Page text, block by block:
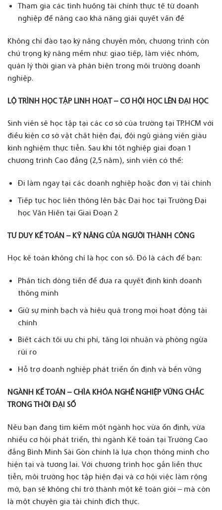
Tham gia các tình huống tài chính thực tế từ doanh
nghiệp để nâng cao khả năng giải quyết vấn đề
Không chỉ đào tạo kỹ năng chuyên môn, chương trình còn
chú trọng kỹ năng mềm như: giao tiếp, làm việc nhóm,
quản lý thời gian và phản biện trong môi trường doanh
nghiệp.
LỘ TRÌNH HỌC TẬP LINH HOẠT – CƠ HỘI HỌC LÊN ĐẠI HỌC
Sinh viên sẽ học tập tại các cơ sở của trường tại TP.HCM với
điều kiện cơ sở vật chất hiện đại, đội ngũ giảng viên giàu
kinh nghiệm thực tiễn. Sau khi tốt nghiệp giai đoạn 1
chương trình Cao đẳng (2,5 năm), sinh viên có thể:
Đi làm ngay tại các doanh nghiệp hoặc đơn vị tài chính
Tiếp tục học liên thông lên bậc Đại học tại Trường Đại
học Văn Hiến tại Giai Đoạn 2
TƯ DUY KẾ TOÁN – KỸ NĂNG CỦA NGƯỜI THÀNH CÔNG
Học kế toán không chỉ là học con số. Đó là cách để bạn:
Phân tích dòng tiền để đưa ra quyết định kinh doanh
thông minh
Giữ sự minh bạch và hiệu quả trong mọi hoạt động tài
chính
Biết cách tối ưu chi phí, tăng lợi nhuận và phòng ngừa
rủi ro
Hỗ trợ doanh nghiệp phát triển ổn định và bền vững
NGÀNH KẾ TOÁN – CHÌA KHÓA NGHỀ NGHIỆP VỮNG CHẮC
TRONG THỜI ĐẠI SỐ
Nếu bạn đang tìm kiếm một ngành học vừa ổn định, vừa
nhiều cơ hội phát triển, thì ngành Kế toán tại Trường Cao
đẳng Bình Minh Sài Gòn chính là lựa chọn thông minh cho
hiện tại và tương lai. Với chương trình học gắn liền thực
tiễn, môi trường học tập hiện đại và cơ hội việc làm rộng
mở, bạn sẽ không chỉ trở thành một kế toán giỏi – mà còn
là một chuyên gia tài chính đích thực.